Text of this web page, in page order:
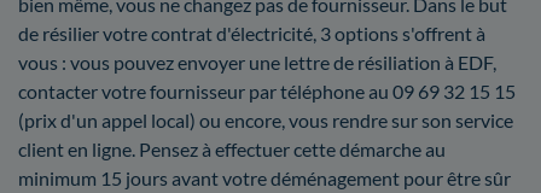
de résilier votre contrat d'électricité, 3 options s'offrent à
vous : vous pouvez envoyer une lettre de résiliation à EDF,
contacter votre fournisseur par téléphone au 09 69 32 15 15
(prix d'un appel local) ou encore, vous rendre sur son service
client en ligne. Pensez à effectuer cette démarche au
minimum 15 jours avant votre déménagement pour être sûr